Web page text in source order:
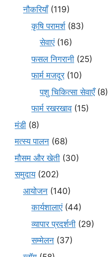
नौकरियाँ(119)
कृषि परामर्श(83)
सेवाएं(16)
फसल निगरानी (25)
फार्म मजदूर(10)
पशु चिकित्सा सेवाएँ(8)
फार्म रखरखाव(15)
मंडी (8)
मत्स्य पालन (68)
मौसम और खेती (30)
समुदाय(202)
आयोजन (140)
कार्यशालाएं(44)
व्यापार प्रदर्शनी (29)
सम्मेलन (37)